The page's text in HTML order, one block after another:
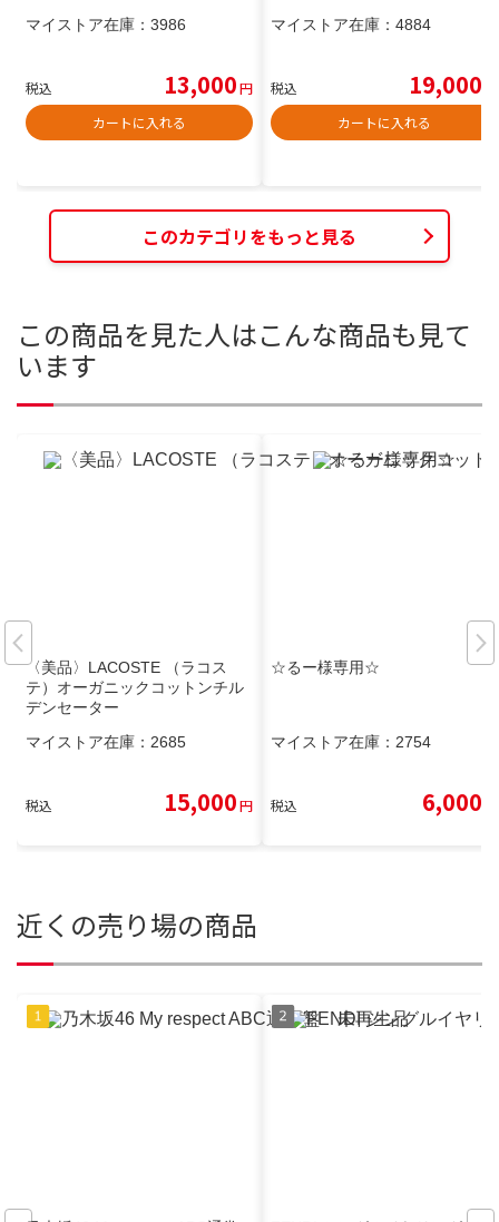
マイストア在庫： 3986
税込 13,000円
カートに入れる
マイストア在庫： 4884
税込 19,000
カートに入れる
このカテゴリをもっと見る
この商品を見た人はこんな商品も見て
います
〈美品〉LACOSTE （ラコス
テ）オーガニックコットンチル
デンセーター
マイストア在庫： 2685
税込 15,000円
☆るー様専用☆
マイストア在庫： 2754
税込 6,000
近くの売り場の商品